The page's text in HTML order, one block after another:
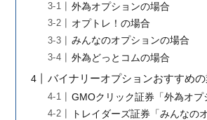
外為オプションの場合
オプトレ！の場合
みんなのオプションの場合
外為どっとコムの場合
バイナリーオプションおすすめ
GMOクリック証券「外為オプ
トレイダーズ証券「みんなの